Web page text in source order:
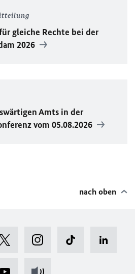
gleiche Rechte bei der
2026
Amts in der
vom 05.08.2026
nach oben